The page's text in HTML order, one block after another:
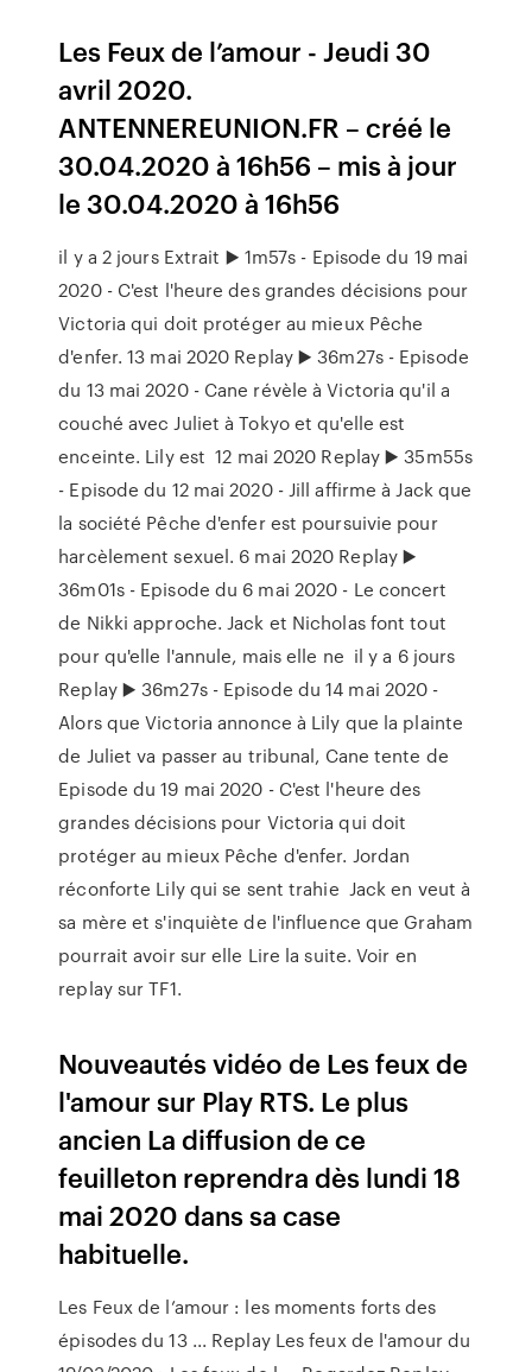
Les Feux de l’amour - Jeudi 30
avril 2020.
ANTENNEREUNION.FR – créé le
30.04.2020 à 16h56 – mis à jour
le 30.04.2020 à 16h56
il y a 2 jours Extrait ▶️ 1m57s - Episode du 19 mai
2020 - C'est l'heure des grandes décisions pour
Victoria qui doit protéger au mieux Pêche
d'enfer. 13 mai 2020 Replay ▶️ 36m27s - Episode
du 13 mai 2020 - Cane révèle à Victoria qu'il a
couché avec Juliet à Tokyo et qu'elle est
enceinte. Lily est 12 mai 2020 Replay ▶️ 35m55s
- Episode du 12 mai 2020 - Jill affirme à Jack que
la société Pêche d'enfer est poursuivie pour
harcèlement sexuel. 6 mai 2020 Replay ▶️
36m01s - Episode du 6 mai 2020 - Le concert
de Nikki approche. Jack et Nicholas font tout
pour qu'elle l'annule, mais elle ne il y a 6 jours
Replay ▶️ 36m27s - Episode du 14 mai 2020 -
Alors que Victoria annonce à Lily que la plainte
de Juliet va passer au tribunal, Cane tente de
Episode du 19 mai 2020 - C'est l'heure des
grandes décisions pour Victoria qui doit
protéger au mieux Pêche d'enfer. Jordan
réconforte Lily qui se sent trahie Jack en veut à
sa mère et s'inquiète de l'influence que Graham
pourrait avoir sur elle Lire la suite. Voir en
replay sur TF1.
Nouveautés vidéo de Les feux de
l'amour sur Play RTS. Le plus
ancien La diffusion de ce
feuilleton reprendra dès lundi 18
mai 2020 dans sa case
habituelle.
Les Feux de l’amour : les moments forts des
épisodes du 13 ... Replay Les feux de l'amour du